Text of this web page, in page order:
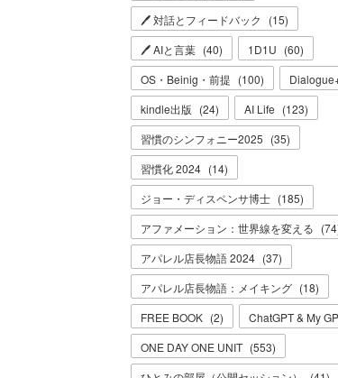
🖊 対話とフィードバック
(15)
🖊 AIと言葉 (40) 1D1U (60)
OS・Beinig・前提 (100)
kindle出版 (24) AI Life (123)
習慣のシンフォニー2025 (35)
習慣化 2024 (14)
ジョー・ディスペンサ博士 (185)
アファメーション：世界線を変える (74
アパレル店長物語 2024 (37)
アパレル店長物語：メイキング (18)
FREE BOOK (2) ChatGPT & My
ONE DAY ONE UNIT (553)